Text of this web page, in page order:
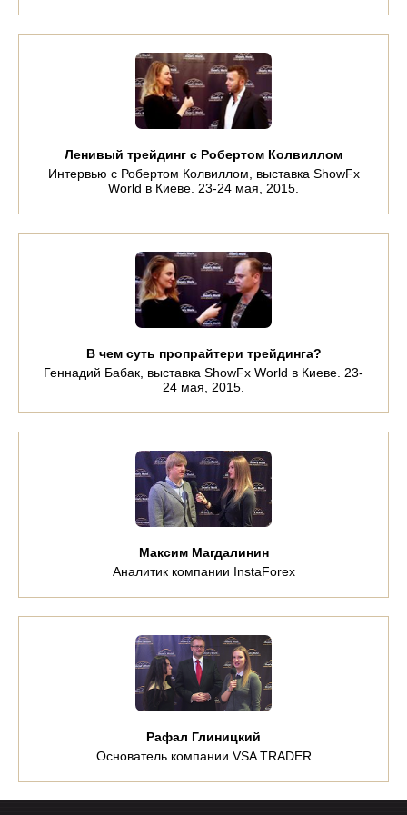
Ленивый трейдинг с Робертом Колвиллом
Интервью с Робертом Колвиллом, выставка ShowFx
World в Киеве. 23-24 мая, 2015.
В чем суть пропрайтери трейдинга?
Геннадий Бабак, выставка ShowFx World в Киеве. 23-
24 мая, 2015.
Максим Магдалинин
Аналитик компании InstaForex
Рафал Глиницкий
Основатель компании VSA TRADER